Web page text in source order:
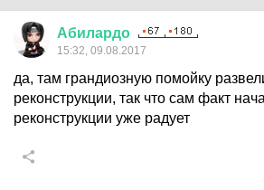
Абилардо
15:32, 09.08.2017
да, там грандиозную помойку
реконструкции, так что сам факт
реконструкции уже радует